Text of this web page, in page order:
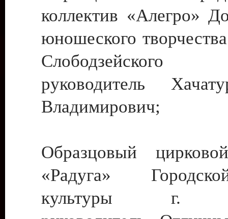
коллектив «Алегро»
юношеского
руководитель
Владимирович;
Образцовый
«Радуга»
культуры г.